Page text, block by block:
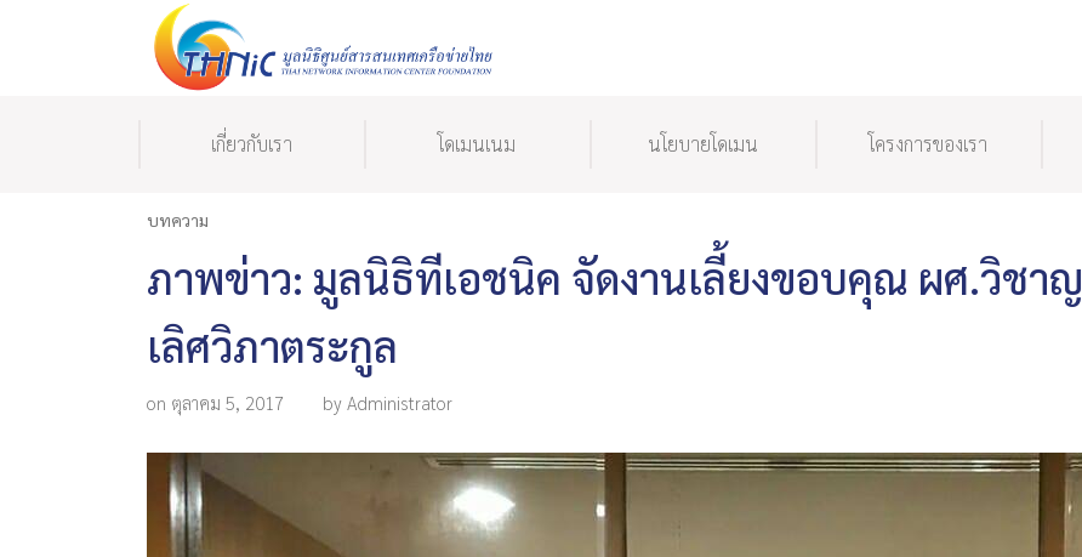
เกี่ยวกับเรา โดเมนเนม นโยบายโดเมน โครงการของเรา
บทความ
ภาพข่าว: มูลนิธิทีเอชนิค จัดงานเลี้ยงขอบคุณ ผศ.วิชาญ
เลิศวิภาตระกูล
on ตุลาคม 5, 2017 by Administrator